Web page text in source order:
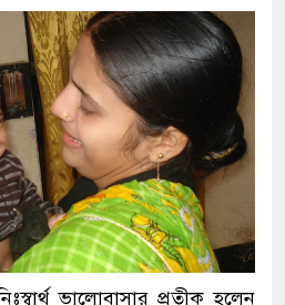
ভালোবাসার প্রতীক হলেন